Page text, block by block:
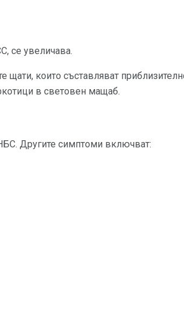
се увеличава.
които съставляват
в световен мащаб.
Другите симптоми включват: